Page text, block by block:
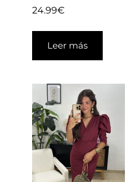
24.99€
Leer más